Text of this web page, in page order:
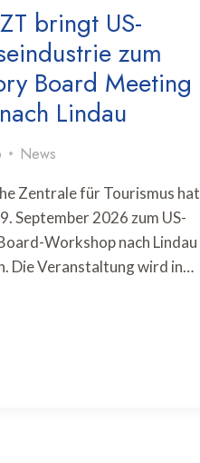
bringt US-
zum
Board Meeting
nach Lindau
News
Zentrale für Tourismus hat
September 2026 zum US-
Workshop nach Lindau
Die Veranstaltung wird in…